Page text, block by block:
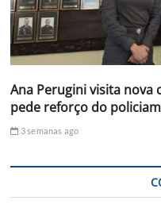
Ana Perugini visita nova
pede reforço do
3 semanas ago